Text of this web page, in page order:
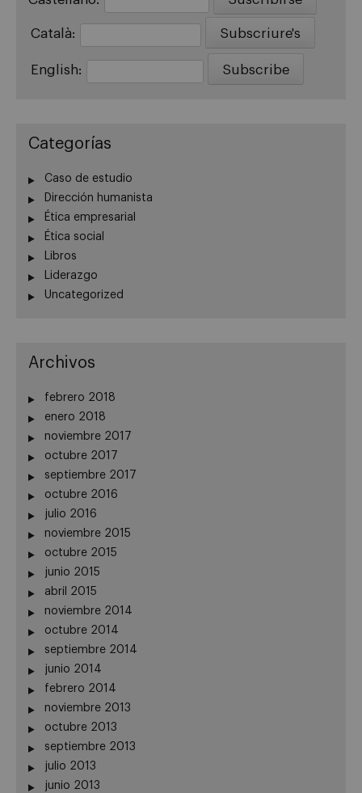
Català:
English:
Categorías
Caso de estudio
Dirección humanista
Ética empresarial
Ética social
Libros
Liderazgo
Uncategorized
Archivos
febrero 2018
enero 2018
noviembre 2017
octubre 2017
septiembre 2017
octubre 2016
julio 2016
noviembre 2015
octubre 2015
junio 2015
abril 2015
noviembre 2014
octubre 2014
septiembre 2014
junio 2014
febrero 2014
noviembre 2013
octubre 2013
septiembre 2013
julio 2013
junio 2013